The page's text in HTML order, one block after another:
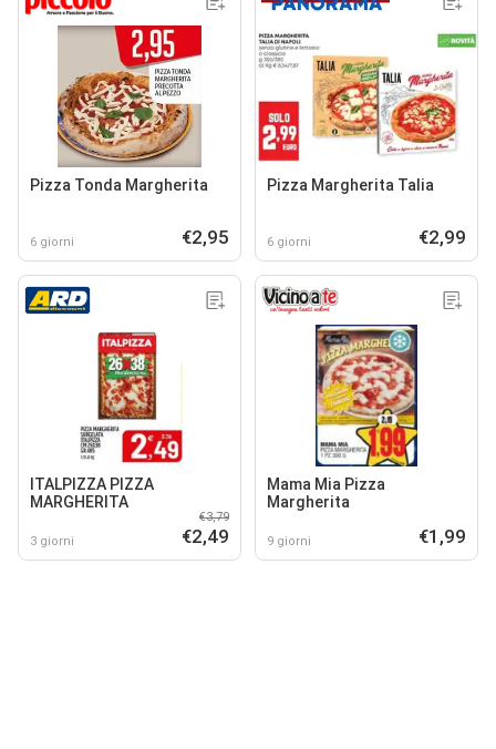
Pizza Tonda Margherita
6 giorni €2,95
Pizza Margherita Talia
6 giorni €2,99
ITALPIZZA PIZZA
MARGHERITA
3 giorni
€3,79
€2,49
Mama Mia Pizza
Margherita
9 giorni €1,99